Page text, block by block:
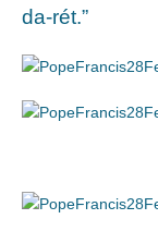
da-rét.”